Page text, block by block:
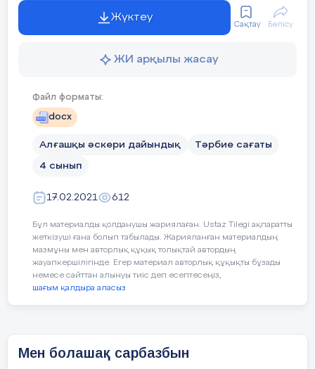
Жүктеу
Сақтау Бөлісу
ЖИ арқылы жасау
Файл форматы:
docx
Алғашқы әскери дайындық Тәрбие сағаты
4 сынып
17.02.2021 612
Бұл материалды қолданушы жариялаған. Ustaz Tilegi ақпаратты
жеткізуші ғана болып табылады. Жарияланған материалдың
мазмұны мен авторлық құқық толықтай автордың
жауапкершілігінде. Егер материал авторлық құқықты бұзады
немесе сайттан алынуы тиіс деп есептесеңіз,
шағым қалдыра аласыз
Мен болашақ сарбазбын